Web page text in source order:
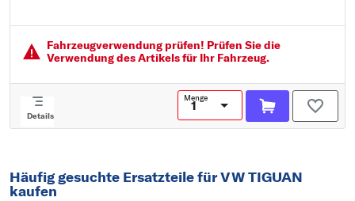
Außendurchmesser 1 [mm]: 94
Fahrzeugver­wendung prüfen! Prüfen Sie die
Verwendung des Artikels für Ihr Fahrzeug.
Details
Menge
Häufig gesuchte Ersatzteile für VW TIGUAN
kaufen